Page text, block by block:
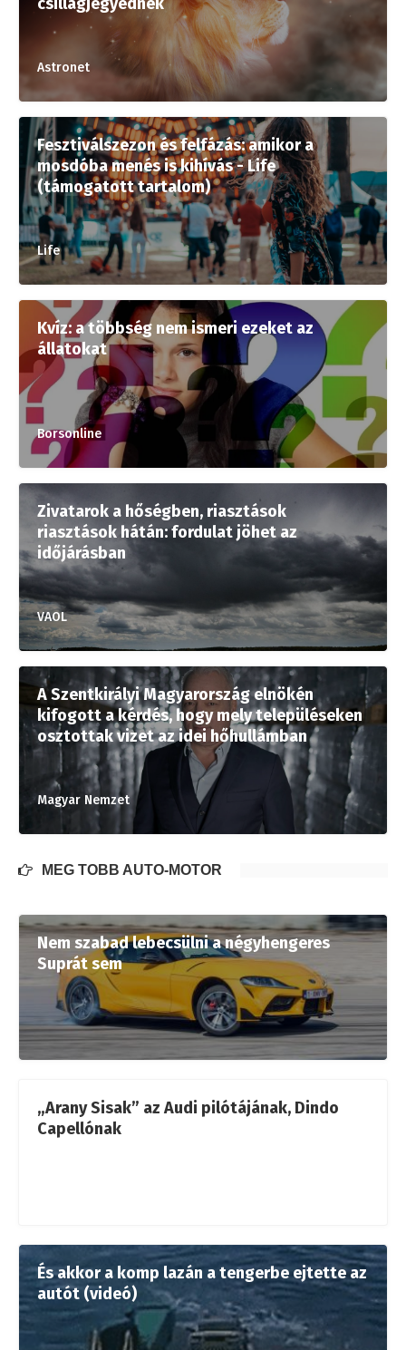
Astronet
Fesztiválszezon és felfázás: amikor a
mosdóba menés is kihívás - Life
(támogatott tartalom)
Life
Kvíz: a többség nem ismeri ezeket az
állatokat
Borsonline
Zivatarok a hőségben, riasztások
riasztások hátán: fordulat jöhet az
időjárásban
VAOL
A Szentkirályi Magyarország elnökén
kifogott a kérdés, hogy mely településeken
osztottak vizet az idei hőhullámban
Magyar Nemzet
MÉG TÖBB AUTÓ-MOTOR
Nem szabad lebecsülni a négyhengeres
Suprát sem
„Arany Sisak” az Audi pilótájának, Dindo
Capellónak
És akkor a komp lazán a tengerbe ejtette az
autót (videó)